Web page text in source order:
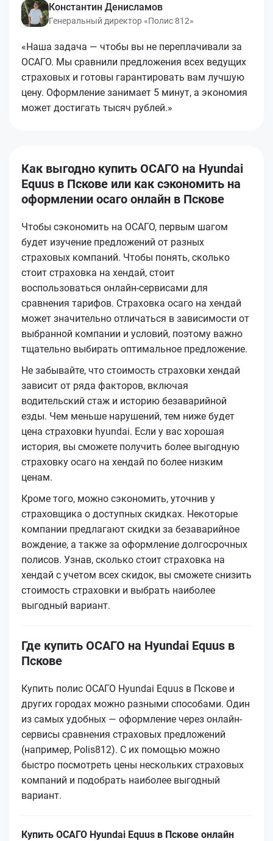
Константин Денисламов
Генеральный директор «Полис 812»
«Наша задача — чтобы вы не переплачивали за
ОСАГО. Мы сравнили предложения всех ведущих
страховых и готовы гарантировать вам лучшую
цену. Оформление занимает 5 минут, а экономия
может достигать тысяч рублей.»
Как выгодно купить ОСАГО на Hyundai
Equus в Пскове или как сэкономить на
оформлении осаго онлайн в Пскове
Чтобы сэкономить на ОСАГО, первым шагом
будет изучение предложений от разных
страховых компаний. Чтобы понять, сколько
стоит страховка на хендай, стоит
воспользоваться онлайн-сервисами для
сравнения тарифов. Страховка осаго на хендай
может значительно отличаться в зависимости от
выбранной компании и условий, поэтому важно
тщательно выбирать оптимальное предложение.
Не забывайте, что стоимость страховки хендай
зависит от ряда факторов, включая
водительский стаж и историю безаварийной
езды. Чем меньше нарушений, тем ниже будет
цена страховки hyundai. Если у вас хорошая
история, вы сможете получить более выгодную
страховку осаго на хендай по более низким
ценам.
Кроме того, можно сэкономить, уточнив у
страховщика о доступных скидках. Некоторые
компании предлагают скидки за безаварийное
вождение, а также за оформление долгосрочных
полисов. Узнав, сколько стоит страховка на
хендай с учетом всех скидок, вы сможете снизить
стоимость страховки и выбрать наиболее
выгодный вариант.
Где купить ОСАГО на Hyundai Equus в
Пскове
Купить полис ОСАГО Hyundai Equus в Пскове и
других городах можно разными способами. Один
из самых удобных — оформление через онлайн-
сервисы сравнения страховых предложений
(например, Polis812). С их помощью можно
быстро посмотреть цены нескольких страховых
компаний и подобрать наиболее выгодный
вариант.
Купить ОСАГО Hyundai Equus в Пскове онлайн